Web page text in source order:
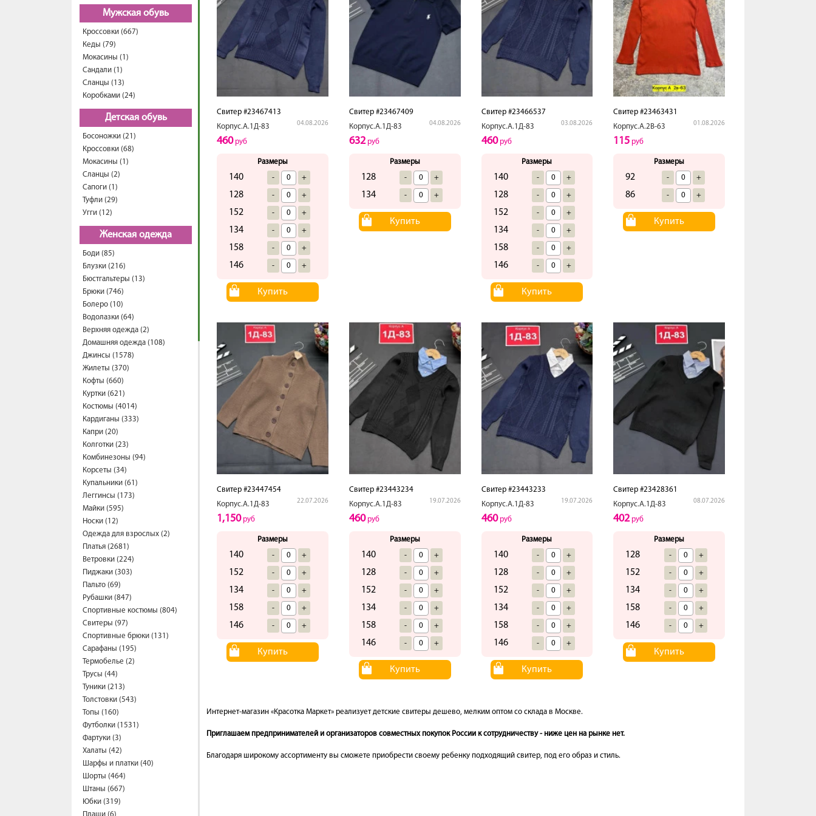
Мужская обувь
Кроссовки (667)
Кеды (79)
Мокасины (1)
Сандали (1)
Сланцы (13)
Коробками (24)
Детская обувь
Босоножки (21)
Кроссовки (68)
Мокасины (1)
Сланцы (2)
Сапоги (1)
Туфли (29)
Угги (12)
Женская одежда
Боди (85)
Блузки (216)
Бюстгальтеры (13)
Брюки (746)
Болеро (10)
Водолазки (64)
Верхняя одежда (2)
Домашняя одежда (108)
Джинсы (1578)
Жилеты (370)
Кофты (660)
Куртки (621)
Костюмы (4014)
Кардиганы (333)
Капри (20)
Колготки (23)
Комбинезоны (94)
Корсеты (34)
Купальники (61)
Леггинсы (173)
Майки (595)
Носки (12)
Одежда для взрослых (2)
Платья (2681)
Ветровки (224)
Пиджаки (303)
Пальто (69)
Рубашки (847)
Спортивные костюмы (804)
Свитеры (97)
Спортивные брюки (131)
Сарафаны (195)
Термобелье (2)
Трусы (44)
Туники (213)
Толстовки (543)
Топы (160)
Футболки (1531)
Фартуки (3)
Халаты (42)
Шарфы и платки (40)
Шорты (464)
Штаны (667)
Юбки (319)
Свитер #23467413
Корпус.А.1Д-83
04.08.2026
460руб
Размеры
140 - +
128 - +
152 - +
134 - +
158 - +
146 - +
Купить
Свитер #23467409
Корпус.А.1Д-83
04.08.2026
632руб
Размеры
128 - +
134 - +
Купить
Свитер #23466537
Корпус.А.1Д-83
03.08.2026
460руб
Размеры
140 - +
128 - +
152 - +
134 - +
158 - +
146 - +
Купить
Свитер #23463431
Корпус.А.2В-63
01.08.2026
115 руб
Размеры
92 - +
86 - +
Купить
Свитер #23447454
Корпус.А.1Д-83
22.07.2026
1,150руб
Размеры
140 - +
152 - +
134 - +
158 - +
146 - +
Купить
Свитер #23443234
Корпус.А.1Д-83
19.07.2026
460руб
Размеры
140 - +
128 - +
152 - +
134 - +
158 - +
146 - +
Купить
Свитер #23443233
Корпус.А.1Д-83
19.07.2026
460руб
Размеры
140 - +
128 - +
152 - +
134 - +
158 - +
146 - +
Купить
Свитер #23428361
Корпус.А.1Д-83
08.07.2026
402руб
Размеры
128 - +
152 - +
134 - +
158 - +
146 - +
Купить
Интернет-магазин «Красотка Маркет» реализует детские свитеры дешево, мелким оптом со склада в Москве.
Приглашаем предпринимателей и организаторов совместных покупок России к сотрудничеству - ниже цен на рынке нет.
Благодаря широкому ассортименту вы сможете приобрести своему ребенку подходящий свитер, под его образ и стиль.